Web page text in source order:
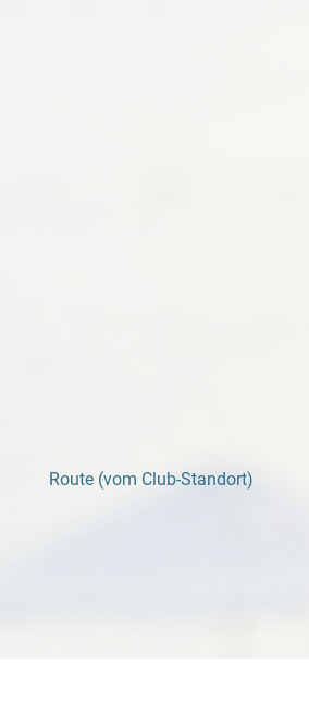
Route (vom Club-Standort)